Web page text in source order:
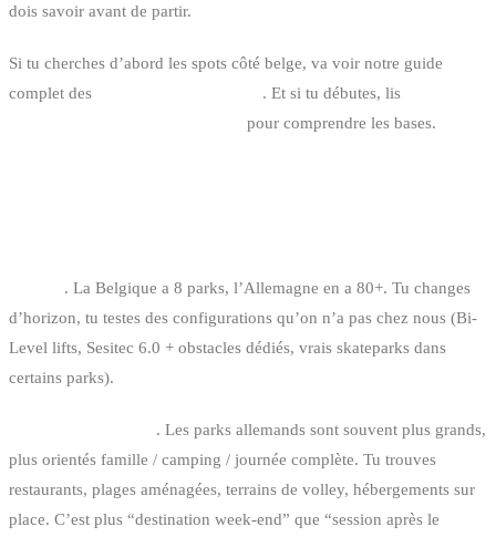
dois savoir avant de partir.
Si tu cherches d’abord les spots côté belge, va voir notre guide
complet des
. Et si tu débutes, lis
pour comprendre les bases.
. La Belgique a 8 parks, l’Allemagne en a 80+. Tu changes
d’horizon, tu testes des configurations qu’on n’a pas chez nous (Bi-
Level lifts, Sesitec 6.0 + obstacles dédiés, vrais skateparks dans
certains parks).
. Les parks allemands sont souvent plus grands,
plus orientés famille / camping / journée complète. Tu trouves
restaurants, plages aménagées, terrains de volley, hébergements sur
place. C’est plus “destination week-end” que “session après le